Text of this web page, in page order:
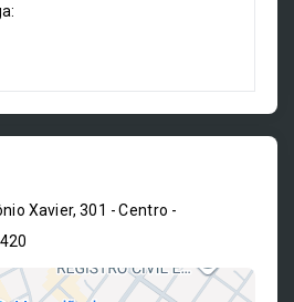
Xavier, 301 - Centro -